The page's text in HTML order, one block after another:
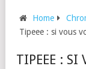
Home
Tipeee : si vous
TIPEEE : SI